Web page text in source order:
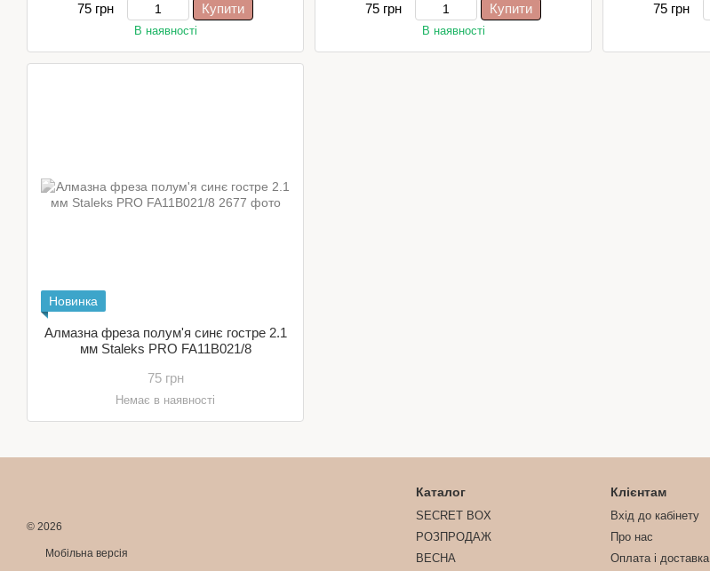
75 грн
Купити
В наявності
75 грн
Купити
В наявності
75 грн
Новинка
Алмазна фреза полум'я синє гостре 2.1
мм Staleks PRO FA11B021/8
75 грн
Немає в наявності
© 2026
Мобільна версія
Каталог
SECRET BOX
РОЗПРОДАЖ
ВЕСНА
Клієнтам
Вхід до кабінету
Про нас
Оплата і доставка